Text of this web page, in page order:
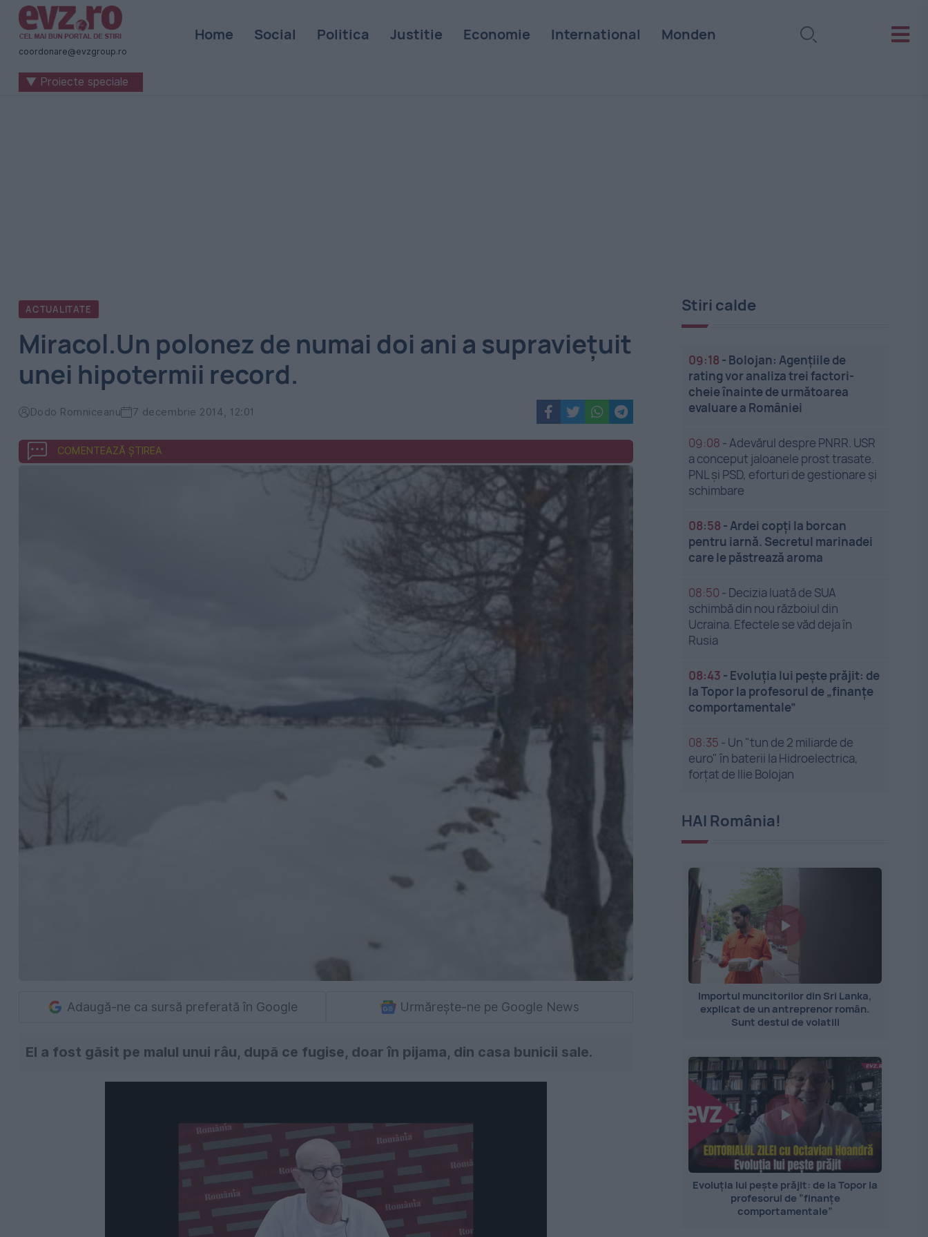
Știri
naționale
internaționale
coordonare@evzgroup.ro
Home Social Politica Justitie Economie International Monden
▼ Proiecte speciale
ACTUALITATE
Miracol.Un polonez de numai doi ani a supravieţuit
unei hipotermii record.
Dodo Romniceanu 7 decembrie 2014, 12:01
COMENTEAZĂ ȘTIREA
Adaugă-ne ca sursă preferată în Google Urmărește-ne pe Google News
El a fost găsit pe malul unui râu, după ce fugise, doar în pijama, din casa bunicii sale.
Stiri calde
09:18 - Bolojan: Agențiile de
rating vor analiza trei factori-
cheie înainte de următoarea
evaluare a României
09:08 -Adevărul despre PNRR. USR
a conceput jaloanele prost trasate.
PNL și PSD, eforturi de gestionare și
schimbare
08:58 -Ardei copți la borcan
pentru iarnă. Secretul marinadei
care le păstrează aroma
08:50 - Decizia luată de SUA
schimbă din nou războiul din
Ucraina. Efectele se văd deja în
Rusia
08:43 - Evoluția lui pește prăjit: de
la Topor la profesorul de „finanțe
comportamentale”
08:35 - Un "tun de 2 miliarde de
euro" în baterii la Hidroelectrica,
forțat de Ilie Bolojan
HAI România!
Importul muncitorilor din Sri Lanka,
explicat de un antreprenor român.
Sunt destul de volatili
Evoluția lui pește prăjit: de la Topor la
profesorul de ”finanțe
comportamentale”